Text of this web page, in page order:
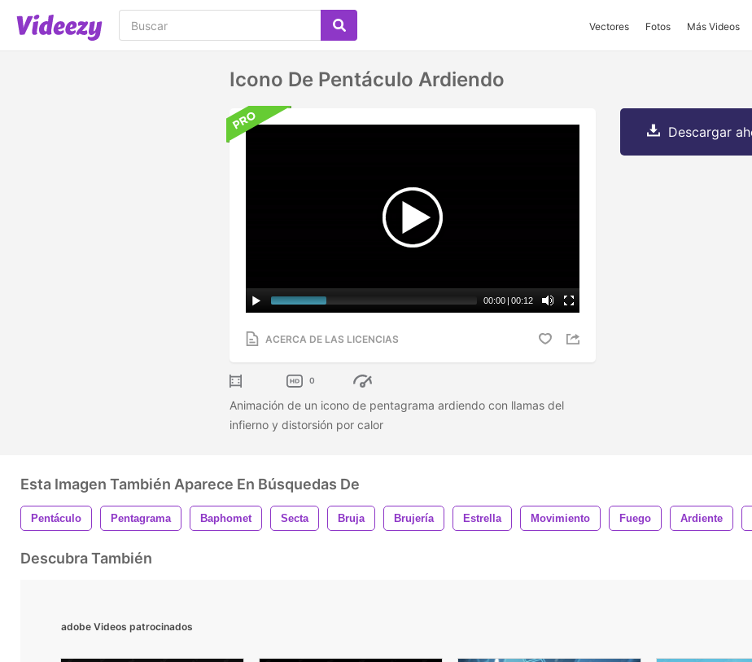
Vectores Fotos Más Videos
Icono De Pentáculo Ardiendo
00:00 | 00:12
ACERCA DE LAS LICENCIAS
0
Animación de un icono de pentagrama ardiendo con llamas del
infierno y distorsión por calor
Descargar
Esta Imagen También Aparece En Búsquedas De
Pentáculo Pentagrama Baphomet Secta Bruja Brujería Estrella Movimiento Fuego Ardiente
Descubra También
adobe Videos patrocinados